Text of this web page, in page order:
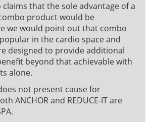
that the sole advantage of a
product would be
we would point out that combo
in the cardio space and
designed to provide additional
beyond that achievable with
alone.
not present cause for
ANCHOR and REDUCE-IT are